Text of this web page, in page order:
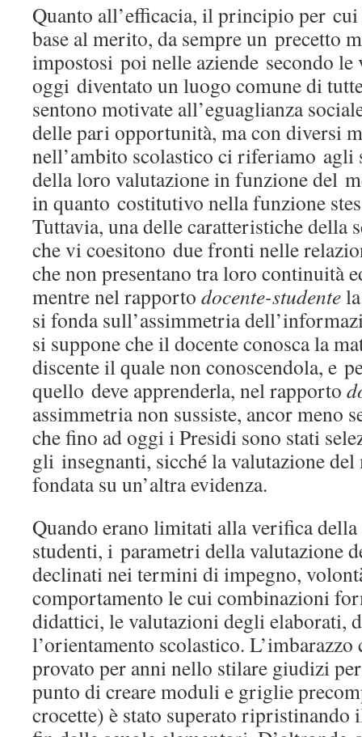
Quanto all’efficacia, il principio per
base al merito, da sempre un precetto
impostosi poi nelle aziende secondo
oggi diventato un luogo comune di
sentono motivate all’eguaglianza
delle pari opportunità, ma con diversi
nell’ambito scolastico ci riferiamo
della loro valutazione in funzione del
in quanto costitutivo nella funzione
Tuttavia, una delle caratteristiche della
che vi coesitono due fronti nelle
che non presentano tra loro continuità
mentre nel rapporto docente-studente
si fonda sull’assimmetria
si suppone che il docente conosca la
discente il quale non conoscendola, e
quello deve apprenderla, nel rapporto
assimmetria non sussiste, ancor meno
che fino ad oggi i Presidi sono stati
gli insegnanti, sicché la valutazione del
fondata su un’altra evidenza.
Quando erano limitati alla verifica
studenti, i parametri della valutazione
declinati nei termini di impegno,
comportamento le cui combinazioni
didattici, le valutazioni degli elaborati,
l’orientamento scolastico.
provato per anni nello stilare giudizi
punto di creare moduli e griglie
crocette) è stato superato ripristinando